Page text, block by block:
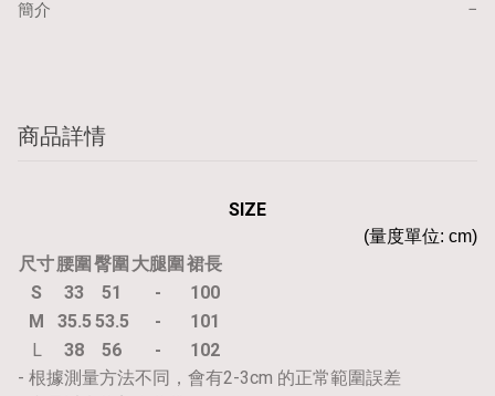
簡介 −
商品詳情
SIZE
(量度單位: cm)
尺寸腰圍 臀圍 大腿圍 裙長
S
33 51 -
100
M
35.5 53.5 -
101
L
38 56 -
102
- 根據測量方法不同，會有2-3cm 的正常範圍誤差